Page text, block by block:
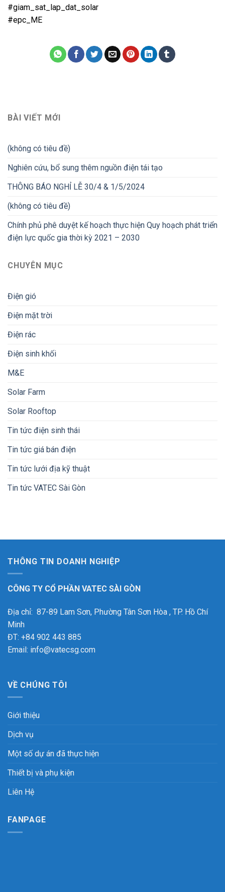
#giam_sat_lap_dat_solar
#epc_ME
BÀI VIẾT MỚI
(không có tiêu đề)
Nghiên cứu, bổ sung thêm nguồn điện tái tạo
THÔNG BÁO NGHỈ LỄ 30/4 & 1/5/2024
(không có tiêu đề)
Chính phủ phê duyệt kế hoạch thực hiện Quy hoạch phát triển
điện lực quốc gia thời kỳ 2021 – 2030
CHUYÊN MỤC
Điện gió
Điện mặt trời
Điện rác
Điện sinh khối
M&E
Solar Farm
Solar Rooftop
Tin tức điện sinh thái
Tin tức giá bán điện
Tin tức lưới địa kỹ thuật
Tin tức VATEC Sài Gòn
THÔNG TIN DOANH NGHIỆP
CÔNG TY CỔ PHẦN VATEC SÀI GÒN
Địa chỉ: 87-89 Lam Sơn, Phường Tân Sơn Hòa , TP. Hồ Chí
Minh
ĐT: +84 902 443 885
Email: info@vatecsg.com
VỀ CHÚNG TÔI
Giới thiệu
Dịch vụ
Một số dự án đã thực hiện
Thiết bị và phụ kiện
Liên Hệ
FANPAGE